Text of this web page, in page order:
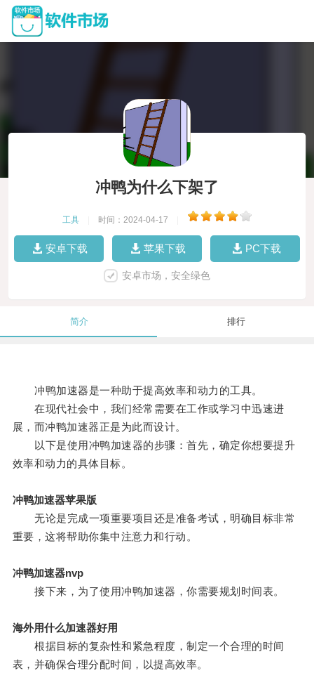
冲鸭为什么下架了
工具 时间：2024-04-17
安卓下载 苹果下载 PC下载
安卓市场，安全绿色
简介 排行
冲鸭加速器是一种助于提高效率和动力的工具。
在现代社会中，我们经常需要在工作或学习中迅速进
展，而冲鸭加速器正是为此而设计。
以下是使用冲鸭加速器的步骤：首先，确定你想要提升
效率和动力的具体目标。
冲鸭加速器苹果版
无论是完成一项重要项目还是准备考试，明确目标非常
重要，这将帮助你集中注意力和行动。
冲鸭加速器nvp
接下来，为了使用冲鸭加速器，你需要规划时间表。
海外用什么加速器好用
根据目标的复杂性和紧急程度，制定一个合理的时间
表，并确保合理分配时间，以提高效率。